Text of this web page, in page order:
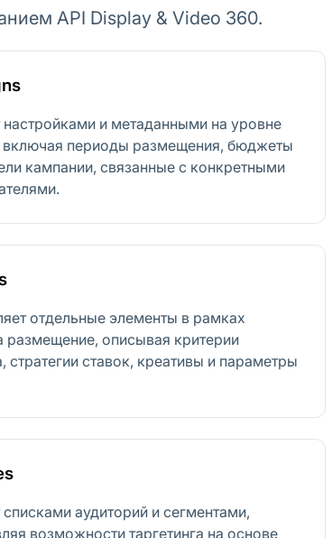
API Display & Video 360.
настройками и метаданными на уровне
включая периоды размещения, бюджеты
кампании, связанные с конкретными
отдельные элементы в рамках
размещение, описывая критерии
стратегии ставок, креативы и параметры
списками аудиторий и сегментами,
возможности таргетинга на основе